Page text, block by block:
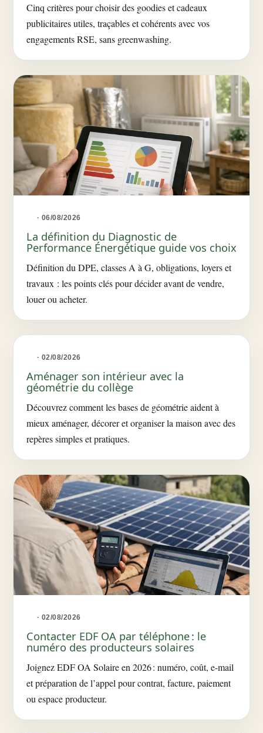
Cinq critères pour choisir des goodies et cadeaux
publicitaires utiles, traçables et cohérents avec vos
engagements RSE, sans greenwashing.
· 06/08/2026
La définition du Diagnostic de
Performance Énergétique guide vos choix
Définition du DPE, classes A à G, obligations, loyers et
travaux : les points clés pour décider avant de vendre,
louer ou acheter.
· 02/08/2026
Aménager son intérieur avec la
géométrie du collège
Découvrez comment les bases de géométrie aident à
mieux aménager, décorer et organiser la maison avec des
repères simples et pratiques.
· 02/08/2026
Contacter EDF OA par téléphone : le
numéro des producteurs solaires
Joignez EDF OA Solaire en 2026 : numéro, coût, e-mail
et préparation de l’appel pour contrat, facture, paiement
ou espace producteur.